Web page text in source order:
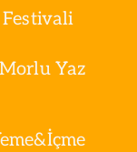
Festivali
Yaz